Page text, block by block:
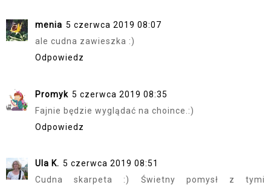
menia 5 czerwca 2019 08:07
ale cudna zawieszka :)
Odpowiedz
Promyk 5 czerwca 2019 08:35
Fajnie będzie wyglądać na choince.:)
Odpowiedz
Ula K. 5 czerwca 2019 08:51
Cudna skarpeta :) Świetny pomysł z tymi